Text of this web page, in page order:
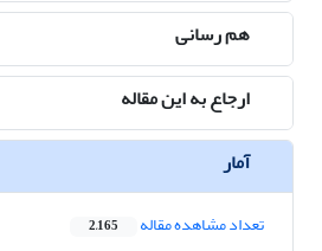
هم رسانی
ارجاع به این مقاله
آمار
تعداد مشاهده مقاله 2,165